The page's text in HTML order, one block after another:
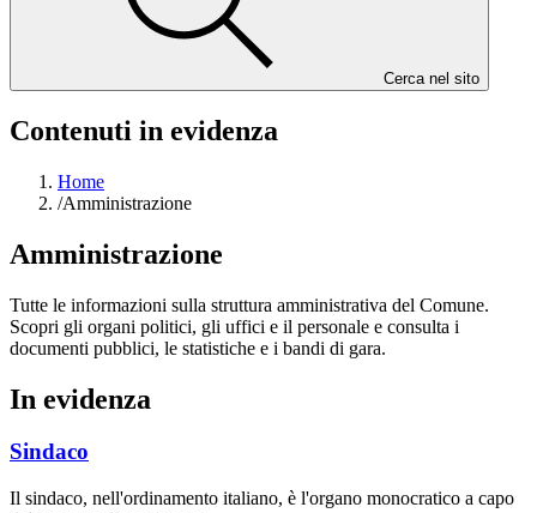
Cerca nel sito
Contenuti in evidenza
Home
/Amministrazione
Amministrazione
Tutte le informazioni sulla struttura amministrativa del Comune.
Scopri gli organi politici, gli uffici e il personale e consulta i
documenti pubblici, le statistiche e i bandi di gara.
In evidenza
Sindaco
Il sindaco, nell'ordinamento italiano, è l'organo monocratico a capo